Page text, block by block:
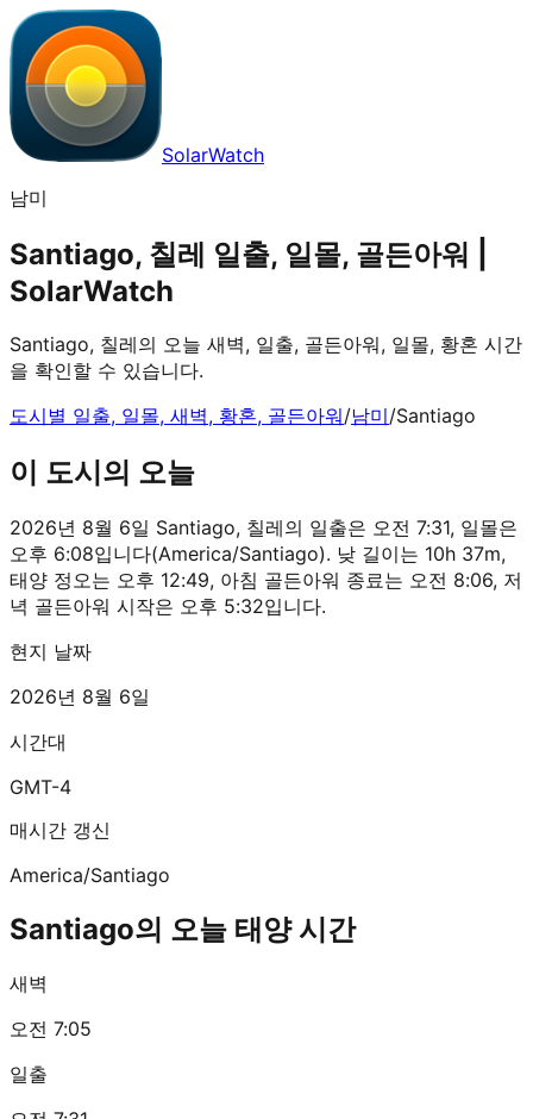
SolarWatch
남미
Santiago, 칠레 일출, 일몰, 골든아워 |
SolarWatch
Santiago, 칠레의 오늘 새벽, 일출, 골든아워, 일몰, 황혼 시간
을 확인할 수 있습니다.
도시별 일출, 일몰, 새벽, 황혼, 골든아워/남미/Santiago
이 도시의 오늘
2026년 8월 6일 Santiago, 칠레의 일출은 오전 7:31, 일몰은
오후 6:08입니다(America/Santiago). 낮 길이는 10h 37m,
태양 정오는 오후 12:49, 아침 골든아워 종료는 오전 8:06, 저
녁 골든아워 시작은 오후 5:32입니다.
현지 날짜
2026년 8월 6일
시간대
GMT-4
매시간 갱신
America/Santiago
Santiago의 오늘 태양 시간
새벽
오전 7:05
일출